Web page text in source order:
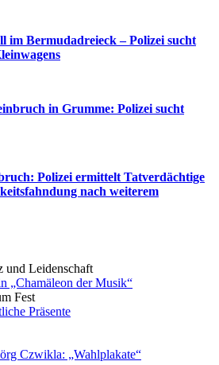
im Bermudadreieck – Polizei sucht
in Grumme: Polizei sucht
Polizei ermittelt Tatverdächtige
nach weiterem
und Leidenschaft
„Chamäleon der Musik“
Fest
Präsente
Czwikla: „Wahlplakate“